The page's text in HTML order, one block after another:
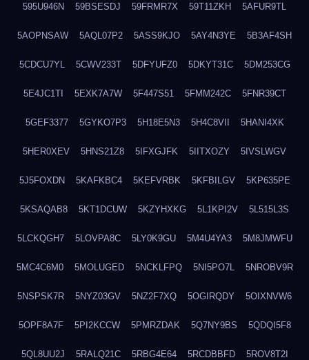
595U946N 59BSESDJ 59FRMR7X 59T11ZKH 5AFUR9TL
5AOPNSAW 5AQL07P2 5ASS9KJO 5AY4N3YE 5B3AF4SH
5CDCU7YL 5CWV233T 5DFYUFZ0 5DKYT31C 5DM253CG
5E4JC1TI 5EXK7A7W 5F447S51 5FMM242C 5FNR39CT
5GEF3377 5GYKO7P3 5H18E5N3 5H4C8VII 5HANI4XK
5HER0XEV 5HNS21Z8 5IFXGJFK 5IITXOZY 5IVSLWGV
5J5FOXDN 5KAFKBC4 5KEFVRBK 5KFBILGV 5KP635PE
5KSAQAB8 5KT1DCUW 5KZYHXKG 5L1KPI2V 5L515L3S
5LCKQGH7 5LOVPA8C 5LY0K9GU 5M4U4YA3 5M8JMWFU
5MC4C6M0 5MOLUGED 5NCKLFPQ 5NI5PO7L 5NROBV9R
5NSPSK7R 5NYZ03GV 5NZ2F7XQ 5OGIRQDY 5OIXNVW6
5OPF8A7F 5PI2KCCW 5PMRZDAK 5Q7NY9BS 5QDQI5F8
5QL8UU2J 5RALQ21C 5RBG4E64 5RCDBBFD 5ROV8T2I